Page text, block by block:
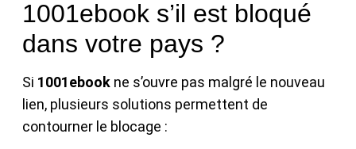
1001ebook s’il est bloqué
dans votre pays ?
Si 1001ebook ne s’ouvre pas malgré le nouveau
lien, plusieurs solutions permettent de
contourner le blocage :